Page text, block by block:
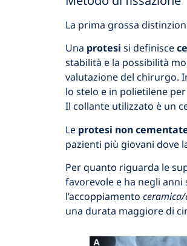
La prima grossa
Una protesi si definisce
stabilità e la possibilità
valutazione del chirurgo.
lo stelo e in polietilene
Il collante utilizzato è un
Le protesi non
pazienti più giovani dove
Per quanto riguarda le
favorevole e ha negli
l’accoppiamento
una durata maggiore di